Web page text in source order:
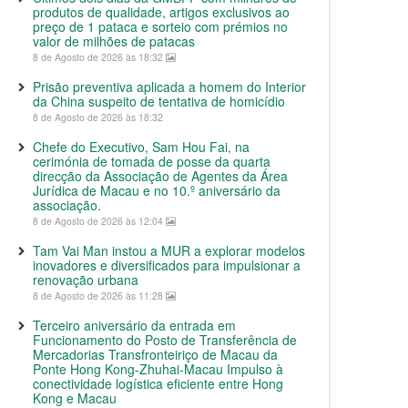
produtos de qualidade, artigos exclusivos ao
preço de 1 pataca e sorteio com prémios no
valor de milhões de patacas
8 de Agosto de 2026 às 18:32
Prisão preventiva aplicada a homem do Interior
da China suspeito de tentativa de homicídio
8 de Agosto de 2026 às 18:32
Chefe do Executivo, Sam Hou Fai, na
cerimónia de tomada de posse da quarta
direcção da Associação de Agentes da Área
Jurídica de Macau e no 10.º aniversário da
associação.
8 de Agosto de 2026 às 12:04
Tam Vai Man instou a MUR a explorar modelos
inovadores e diversificados para impulsionar a
renovação urbana
8 de Agosto de 2026 às 11:28
Terceiro aniversário da entrada em
Funcionamento do Posto de Transferência de
Mercadorias Transfronteiriço de Macau da
Ponte Hong Kong-Zhuhai-Macau Impulso à
conectividade logística eficiente entre Hong
Kong e Macau